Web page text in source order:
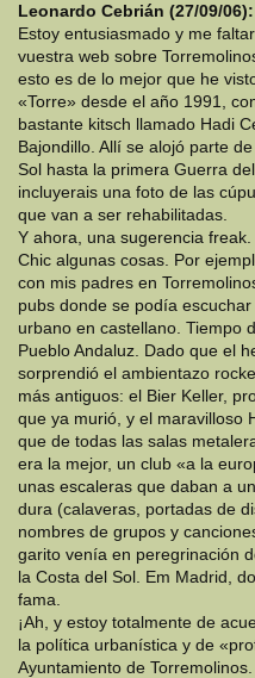
Leonardo Cebrián (27/09/06):
Estoy entusiasmado y me
vuestra web sobre
esto es de lo mejor que he
«Torre» desde el año 1991,
bastante kitsch llamado Hadi
Bajondillo. Allí se alojó parte
Sol hasta la primera Guerra
incluyerais una foto de las
que van a ser rehabilitadas.
Y ahora, una sugerencia
Chic algunas cosas. Por
con mis padres en
pubs donde se podía
urbano en castellano. Tiempo
Pueblo Andaluz. Dado que el
sorprendió el ambientazo
más antiguos: el Bier Keller,
que ya murió, y el maravilloso
que de todas las salas
era la mejor, un club «a la
unas escaleras que daban a
dura (calaveras, portadas de
nombres de grupos y
garito venía en peregrinación
la Costa del Sol. Em Madrid,
fama.
¡Ah, y estoy totalmente de
la política urbanística y de
Ayuntamiento de Torremolinos.